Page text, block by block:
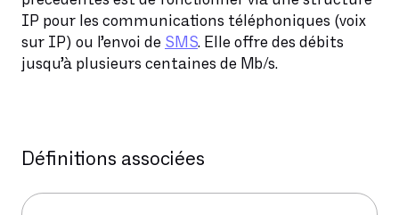
IP pour les communications téléphoniques (voix
sur IP) ou l’envoi de SMS. Elle offre des débits
jusqu’à plusieurs centaines de Mb/s.
Définitions associées